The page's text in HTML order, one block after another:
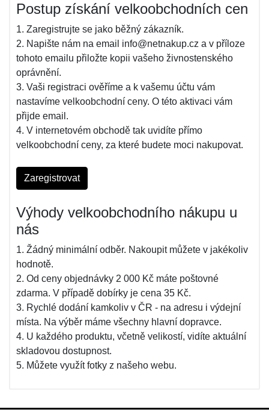
Postup získání velkoobchodních cen
1. Zaregistrujte se jako běžný zákazník.
2. Napište nám na email info@netnakup.cz a v příloze
tohoto emailu přiložte kopii vašeho živnostenského
oprávnění.
3. Vaši registraci ověříme a k vašemu účtu vám
nastavíme velkoobchodní ceny. O této aktivaci vám
přijde email.
4. V internetovém obchodě tak uvidíte přímo
velkoobchodní ceny, za které budete moci nakupovat.
Zaregistrovat
Výhody velkoobchodního nákupu u
nás
1. Žádný minimální odběr. Nakoupit můžete v jakékoliv
hodnotě.
2. Od ceny objednávky 2 000 Kč máte poštovné
zdarma. V případě dobírky je cena 35 Kč.
3. Rychlé dodání kamkoliv v ČR - na adresu i výdejní
místa. Na výběr máme všechny hlavní dopravce.
4. U každého produktu, včetně velikostí, vidíte aktuální
skladovou dostupnost.
5. Můžete využít fotky z našeho webu.